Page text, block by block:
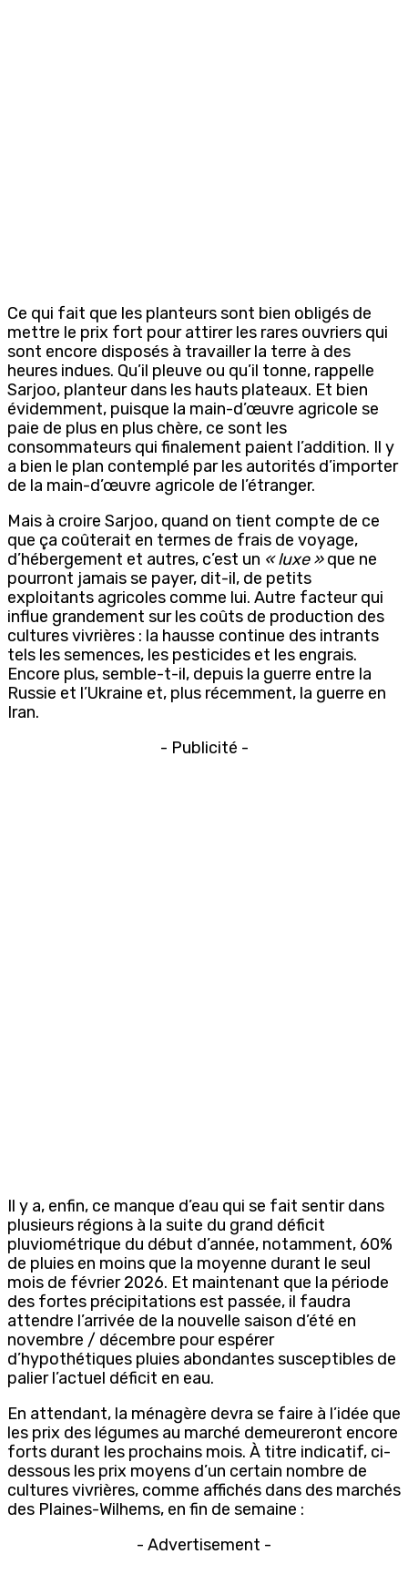
Ce qui fait que les planteurs sont bien obligés de
mettre le prix fort pour attirer les rares ouvriers qui
sont encore disposés à travailler la terre à des
heures indues. Qu’il pleuve ou qu’il tonne, rappelle
Sarjoo, planteur dans les hauts plateaux. Et bien
évidemment, puisque la main-d’œuvre agricole se
paie de plus en plus chère, ce sont les
consommateurs qui finalement paient l’addition. Il y
a bien le plan contemplé par les autorités d’importer
de la main-d’œuvre agricole de l’étranger.
Mais à croire Sarjoo, quand on tient compte de ce
que ça coûterait en termes de frais de voyage,
d’hébergement et autres, c’est un « luxe »que ne
pourront jamais se payer, dit-il, de petits
exploitants agricoles comme lui. Autre facteur qui
influe grandement sur les coûts de production des
cultures vivrières : la hausse continue des intrants
tels les semences, les pesticides et les engrais.
Encore plus, semble-t-il, depuis la guerre entre la
Russie et l’Ukraine et, plus récemment, la guerre en
Iran.
- Publicité -
Il y a, enfin, ce manque d’eau qui se fait sentir dans
plusieurs régions à la suite du grand déficit
pluviométrique du début d’année, notamment, 60%
de pluies en moins que la moyenne durant le seul
mois de février 2026. Et maintenant que la période
des fortes précipitations est passée, il faudra
attendre l’arrivée de la nouvelle saison d’été en
novembre / décembre pour espérer
d’hypothétiques pluies abondantes susceptibles de
palier l’actuel déficit en eau.
En attendant, la ménagère devra se faire à l’idée que
les prix des légumes au marché demeureront encore
forts durant les prochains mois. À titre indicatif, ci-
dessous les prix moyens d’un certain nombre de
cultures vivrières, comme affichés dans des marchés
des Plaines-Wilhems, en fin de semaine :
- Advertisement -